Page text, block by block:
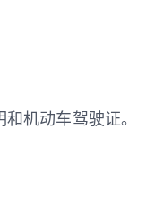
机动车驾驶证。